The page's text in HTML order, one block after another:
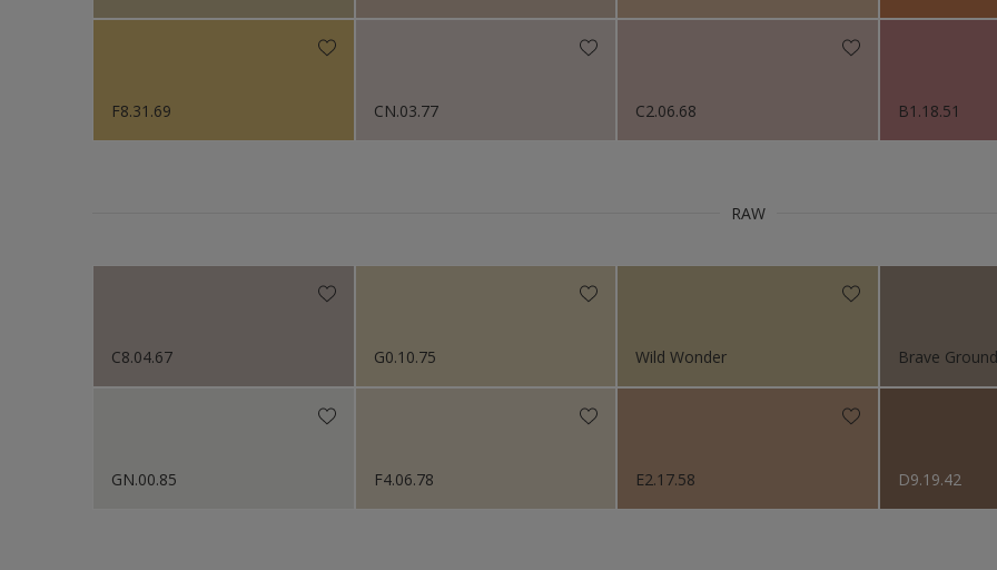
Sikkens Colour Futures 2018
F8.31.69 CN.03.77 C2.06.68 B1.18.51
RAW
C8.04.67 G0.10.75 Wild Wonder Brave Ground
GN.00.85 F4.06.78 E2.17.58 D9.19.42